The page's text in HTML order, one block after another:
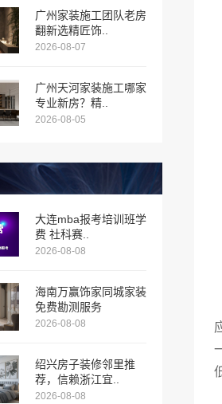
广州家装施工团队老房
翻新选精匠饰..
2026-08-07
广州天河家装施工哪家
专业新房？精..
2026-08-05
大连mba报考培训班学
费 社科赛..
2026-08-08
海南万赢饰家同城家装
免费勘测服务
2026-08-08
绍兴房子装修邻里推
荐，信赖浙江宜..
2026-08-08